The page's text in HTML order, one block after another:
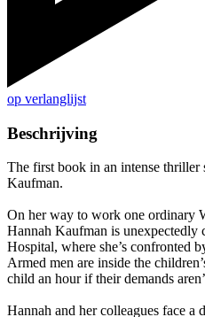
op verlanglijst
Beschrijving
The first book in an intense thriller
Kaufman.
On her way to work one ordinary
Hannah Kaufman is unexpectedly
Hospital, where she’s confronted
Armed men are inside the
child an hour if their demands
Hannah and her colleagues face a